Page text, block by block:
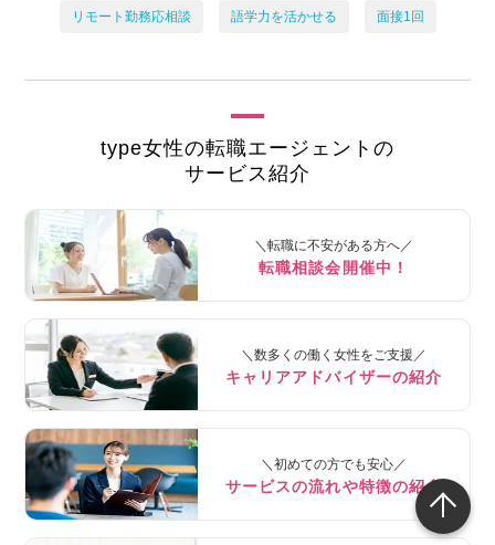
リモート勤務応相談 語学力を活かせる 面接1回
type女性の転職エージェントの
サービス紹介
＼転職に不安がある方へ／
転職相談会開催中！
＼数多くの働く女性をご支援／
キャリアアドバイザーの紹介
＼初めての方でも安心／
サービスの流れや特徴の紹介